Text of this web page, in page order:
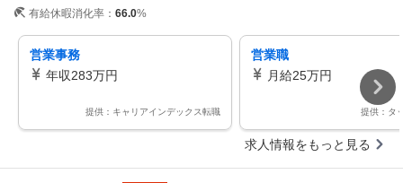
有給休暇消化率： 66.0%
営業事務
年収283万円
提供：キャリアインデックス転職
営業職
月給25万円
提供：タ
求人情報をもっと見る